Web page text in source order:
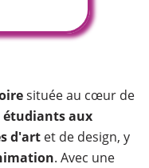
située au cœur de
aux
d'art et de design, y
. Avec une